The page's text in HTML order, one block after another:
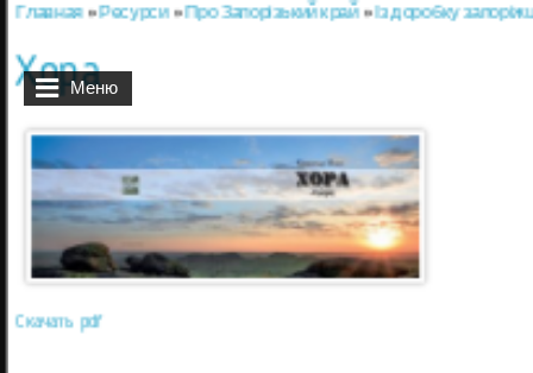
Меню
Главная»Ресурси»Про Запорізький край»Із доробку
Хора
Скачать pdf